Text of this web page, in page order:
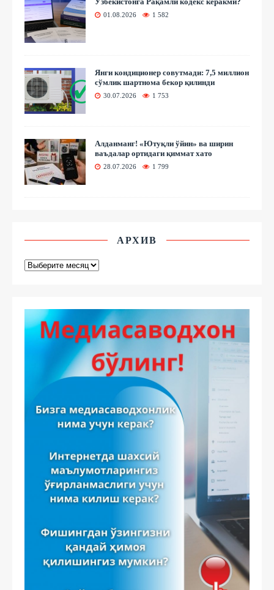
01.08.2026 1 582
Янги кондиционер совутмади: 7,5 миллион
сўмлик шартнома бекор қилинди
30.07.2026 1 753
Алданманг! «Ютуқли ўйин» ва ширин
ваъдалар ортидаги қиммат хато
28.07.2026 1 799
АРХИВ